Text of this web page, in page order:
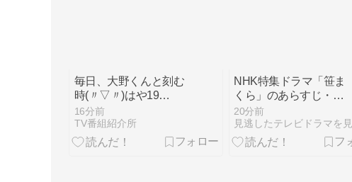
毎日、大野くんと刻む
時(〃▽〃)はや19
日・・・まだ19日？し
あわせ増幅中～♪
16分前
TV番組紹介所
NHK特集ドラマ「笹ま
くら」のあらすじ・キ
ャスト・再放送・見逃
し動画配信は？
20分前